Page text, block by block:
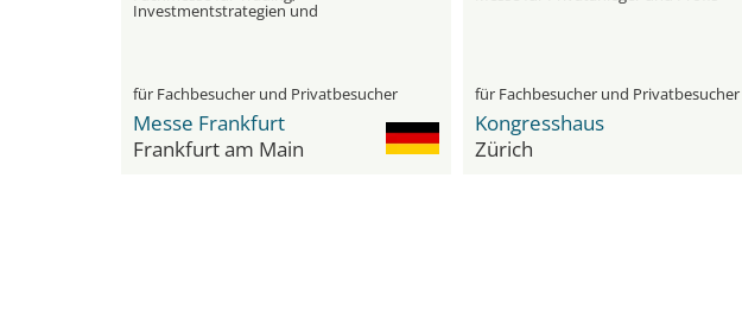
Investmentstrategien und
Finanztechnologien
für Fachbesucher und Privatbesucher
Messe Frankfurt
Frankfurt am Main
für Fachbesucher und Privatbesucher
Kongresshaus
Zürich